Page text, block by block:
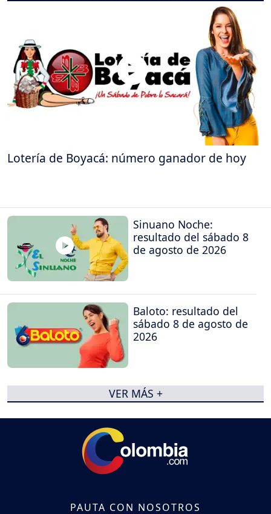
Lotería de Boyacá: número ganador de hoy
Sinuano Noche:
resultado del sábado 8
de agosto de 2026
Baloto: resultado del
sábado 8 de agosto de
2026
VER MÁS +
PAUTA CON NOSOTROS